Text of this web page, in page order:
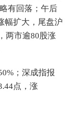
有回落；午后
幅扩大，尾盘沪
两市逾80股涨
；深成指报
点，涨